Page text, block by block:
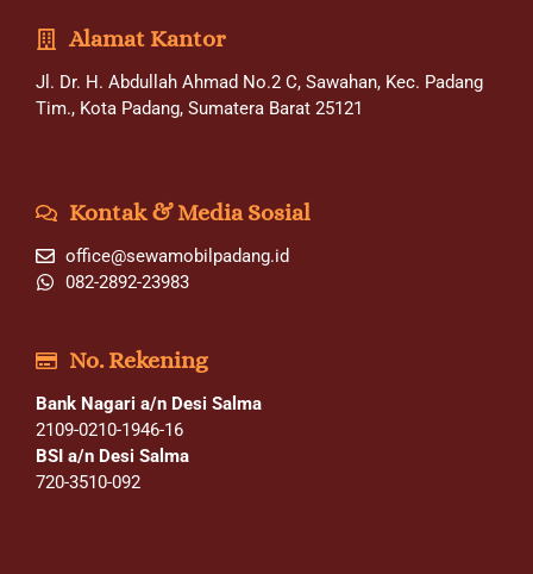
Alamat Kantor
Jl. Dr. H. Abdullah Ahmad No.2 C, Sawahan, Kec. Padang
Tim., Kota Padang, Sumatera Barat 25121
Kontak & Media Sosial
office@sewamobilpadang.id
082-2892-23983
No. Rekening
Bank Nagari a/n Desi Salma
2109-0210-1946-16
BSI a/n Desi Salma
720-3510-092